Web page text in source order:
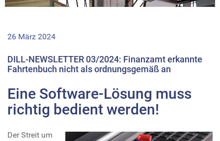
26 März 2024
DILL-NEWSLETTER 03/2024: Finanzamt erkannte
Fahrtenbuch nicht als ordnungsgemäß an
Eine Software-Lösung muss
richtig bedient werden!
Der Streit um